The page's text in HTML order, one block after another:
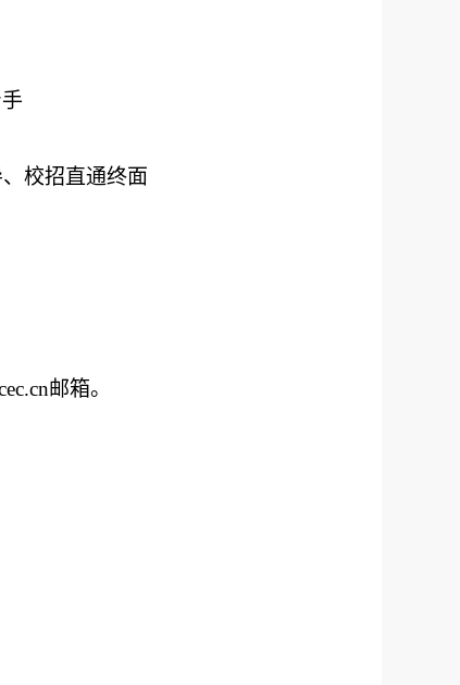
校招直通终面
邮箱。